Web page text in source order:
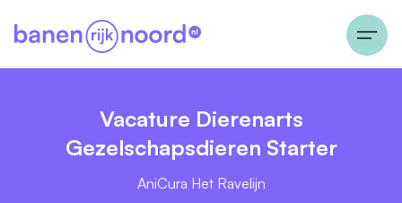
Vacature Dierenarts
Gezelschapsdieren Starter
AniCura Het Ravelijn